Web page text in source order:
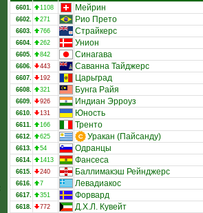
6601. 1108 Мейрин
6602. 271 Рио Прето
6603. 766 Страйкерс
6604. 262 Унион
6605. 842 Синагава
6606. 443 Саванна Тайджерс
6607. 192 Царьград
6608. 321 Бунга Райя
6609. 926 Индиан Эрроуз
6610. 131 Юность
6611. 166 Тренто
6612. 625 Уракан (Пайсанду)
6613. 54 Одранцы
6614. 1413 Фансеса
6615. 240 Баллимакэш Рейнджерс
6616. 7 Левадиакос
6617. 351 Форвард
6618. 772 Д.Х.Л. Кувейт